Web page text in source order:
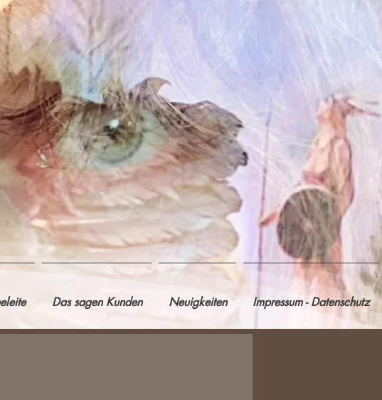
Das sagen Kunden Neuigkeiten Impressum - Datenschutz